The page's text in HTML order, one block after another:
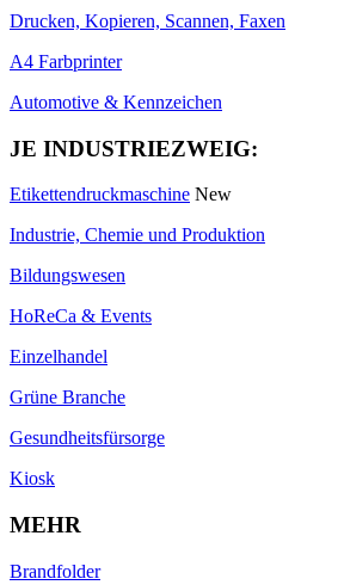
Drucken, Kopieren, Scannen, Faxen
A4 Farbprinter
Automotive & Kennzeichen
JE INDUSTRIEZWEIG:
Etikettendruckmaschine New
Industrie, Chemie und Produktion
Bildungswesen
HoReCa & Events
Einzelhandel
Grüne Branche
Gesundheitsfürsorge
Kiosk
MEHR
Brandfolder